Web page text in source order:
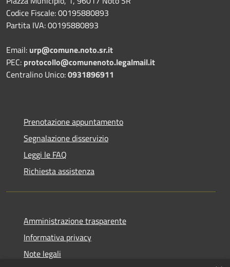
Codice Fiscale: 00195880893
Partita IVA: 00195880893
Email: urp@comune.noto.sr.it
PEC: protocollo@comunenoto.legalmail.it
Centralino Unico:0931896911
Prenotazione appuntamento
Segnalazione disservizio
Leggi le FAQ
Richiesta assistenza
Amministrazione trasparente
Informativa privacy
Note legali